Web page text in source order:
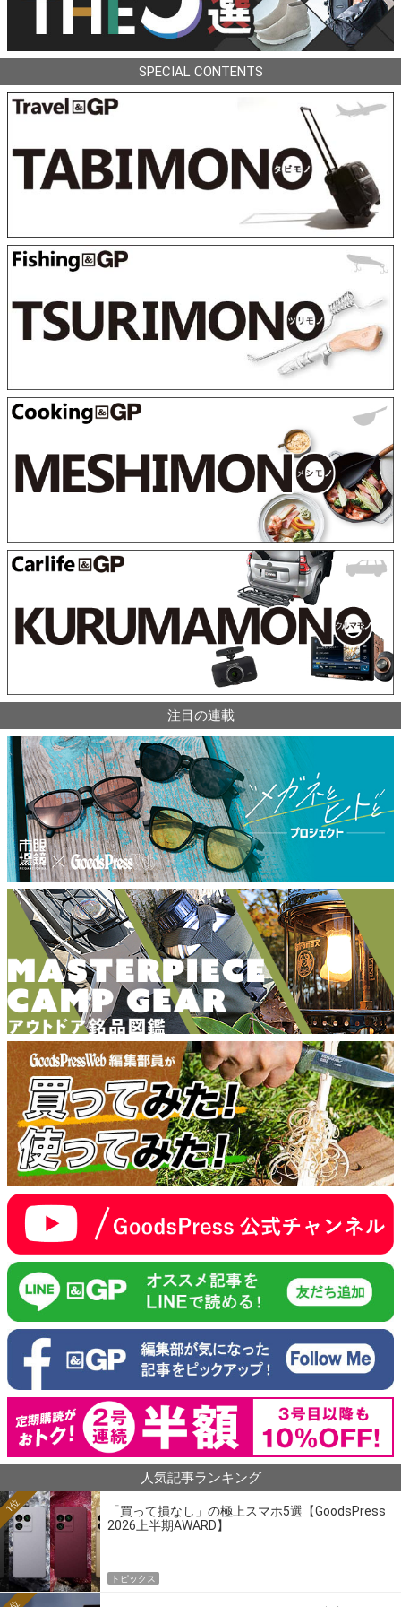
SPECIAL CONTENTS
注目の連載
人気記事ランキング
「買って損なし」の極上スマホ5選【GoodsPress
2026上半期AWARD】
1位
トピックス